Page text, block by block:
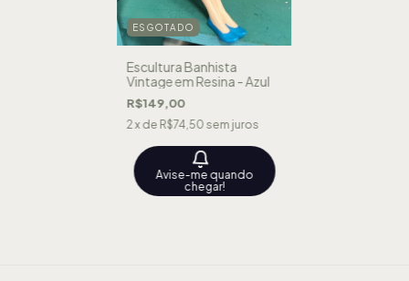
ESGOTADO
Escultura Banhista
Vintage em Resina - Azul
R$149,00
2x de R$74,50 sem juros
Avise-me quando
chegar!